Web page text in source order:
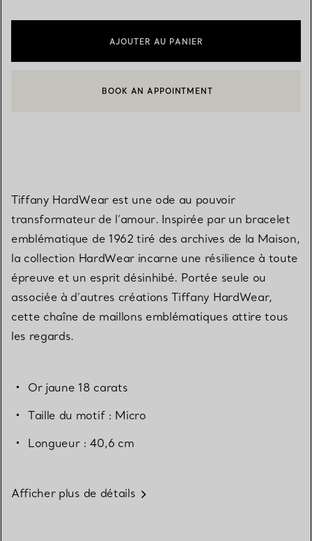
AJOUTER AU PANIER
CONTACTER UN CONSEILLER CLIENT OU PRENDRE RENDEZ-
BOOK AN APPOINTMENT
Tiffany HardWear est une ode au pouvoir
transformateur de l’amour. Inspirée par un bracelet
emblématique de 1962 tiré des archives de la Maison,
la collection HardWear incarne une résilience à toute
épreuve et un esprit désinhibé. Portée seule ou
associée à d’autres créations Tiffany HardWear,
cette chaîne de maillons emblématiques attire tous
les regards.
Or jaune 18 carats
Taille du motif : Micro
Longueur : 40,6 cm
Afficher plus de détails